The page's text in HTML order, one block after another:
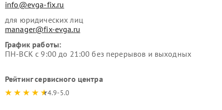
info@evga-fix.ru
для юридических лиц
manager@fix-evga.ru
График работы:
ПН-ВСК с 9:00 до 21:00 без перерывов и выходных
Рейтинг сервисного центра
4.9-5.0